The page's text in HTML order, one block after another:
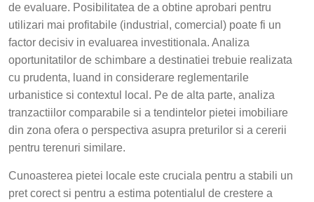
de evaluare. Posibilitatea de a obtine aprobari pentru
utilizari mai profitabile (industrial, comercial) poate fi un
factor decisiv in evaluarea investitionala. Analiza
oportunitatilor de schimbare a destinatiei trebuie realizata
cu prudenta, luand in considerare reglementarile
urbanistice si contextul local. Pe de alta parte, analiza
tranzactiilor comparabile si a tendintelor pietei imobiliare
din zona ofera o perspectiva asupra preturilor si a cererii
pentru terenuri similare.
Cunoasterea pietei locale este cruciala pentru a stabili un
pret corect si pentru a estima potentialul de crestere a